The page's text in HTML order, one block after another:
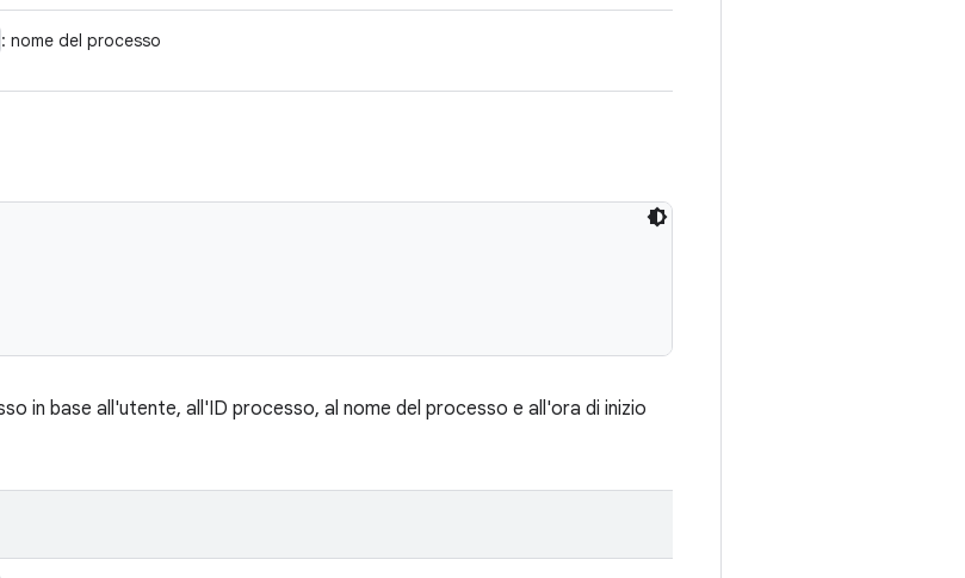
: nome del processo
in base all'utente, all'ID processo, al nome del processo e all'ora di inizio